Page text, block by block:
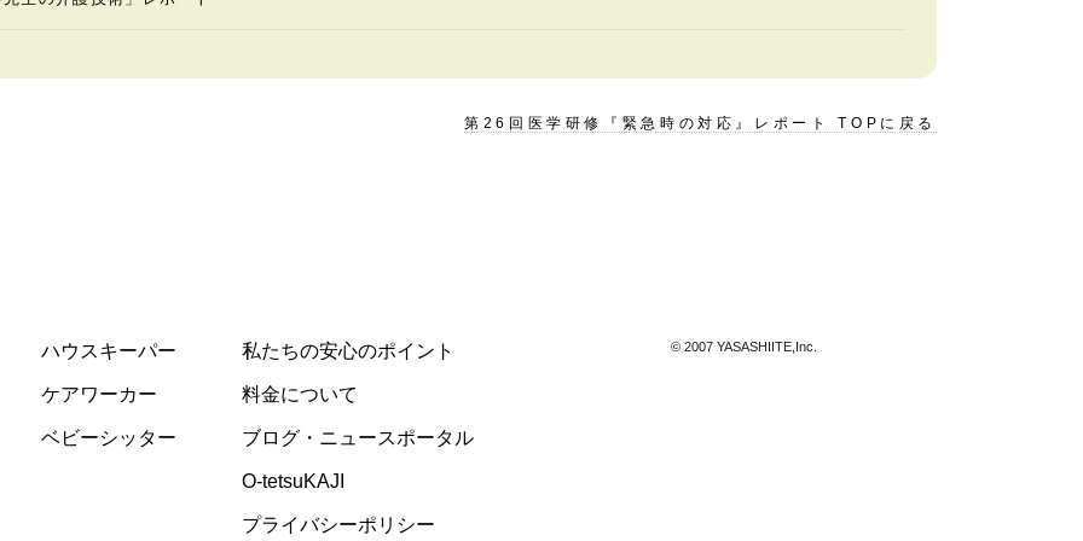
第26回医学研修『緊急時の対応』レポート TOPに戻る
ハウスキーパー
ケアワーカー
ベビーシッター
私たちの安心のポイント
料金について
ブログ・ニュースポータル
O-tetsuKAJI
プライバシーポリシー
© 2007 YASASHIITE,Inc.